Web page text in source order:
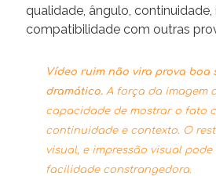
qualidade, ângulo,
compatibilidade com outras
Vídeo ruim não vira prova boa
dramático. A força da imagem
capacidade de mostrar o fato
continuidade e contexto. O
visual, e impressão visual
facilidade constrangedora.